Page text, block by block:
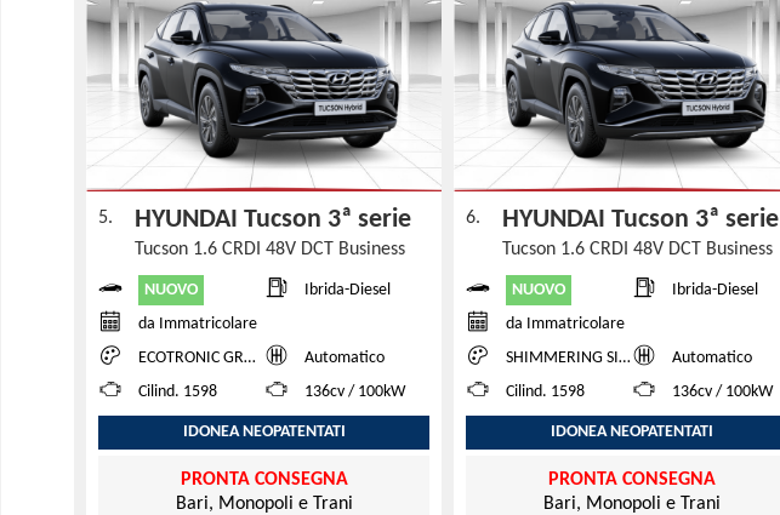
5. HYUNDAI Tucson 3ª serie
Tucson 1.6 CRDI 48V DCT Business
NUOVO
Ibrida-Diesel
da Immatricolare
ECOTRONIC GRAY PEARL
Automatico
Cilind. 1598
136cv / 100kW
IDONEA NEOPATENTATI
PRONTA CONSEGNA
Bari, Monopoli e Trani
6. HYUNDAI Tucson 3ª serie
Tucson 1.6 CRDI 48V DCT Business
NUOVO
Ibrida-Diesel
da Immatricolare
SHIMMERING SILVER
Automatico
Cilind. 1598
136cv / 100kW
IDONEA NEOPATENTATI
PRONTA CONSEGNA
Bari, Monopoli e Trani